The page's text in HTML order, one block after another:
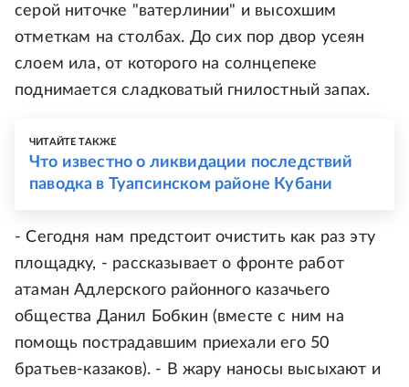
серой ниточке "ватерлинии" и высохшим
отметкам на столбах. До сих пор двор усеян
слоем ила, от которого на солнцепеке
поднимается сладковатый гнилостный запах.
ЧИТАЙТЕ ТАКЖЕ
Что известно о ликвидации последствий
паводка в Туапсинском районе Кубани
- Сегодня нам предстоит очистить как раз эту
площадку, - рассказывает о фронте работ
атаман Адлерского районного казачьего
общества Данил Бобкин (вместе с ним на
помощь пострадавшим приехали его 50
братьев-казаков). - В жару наносы высыхают и